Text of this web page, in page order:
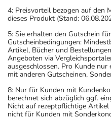
4: Preisvorteil bezogen auf den
dieses Produkt (Stand:
5: Sie erhalten den Gutschein
Gutscheinbedingungen:
Artikel, Bücher und
Angeboten via
ausgeschlossen. Pro Kunde
mit anderen Gutscheinen,
8: Nur für Kunden mit
berechnet sich abzüglich ggf.
Nicht auf rezeptpflichtige
nicht für Kunden mit